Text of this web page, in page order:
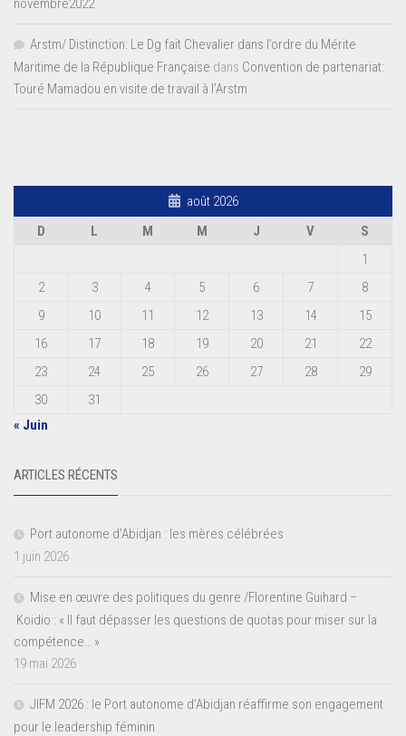
novembre2022
Arstm/ Distinction: Le Dg fait Chevalier dans l’ordre du Mérite
Maritime de la République Française dans Convention de partenariat:
Touré Mamadou en visite de travail à l’Arstm
août 2026
D
L M M J V
S
1
2
3 4 5 6 7
8
9
10 11 12 13 14
15
16
17 18 19 20 21
22
23
24 25 26 27 28
29
30
31
« Juin
ARTICLES RÉCENTS
Port autonome d’Abidjan : les mères célébrées
1 juin 2026
Mise en œuvre des politiques du genre /Florentine Guihard –
Koidio : « Il faut dépasser les questions de quotas pour miser sur la
compétence… »
19 mai 2026
JIFM 2026 : le Port autonome d’Abidjan réaffirme son engagement
pour le leadership féminin